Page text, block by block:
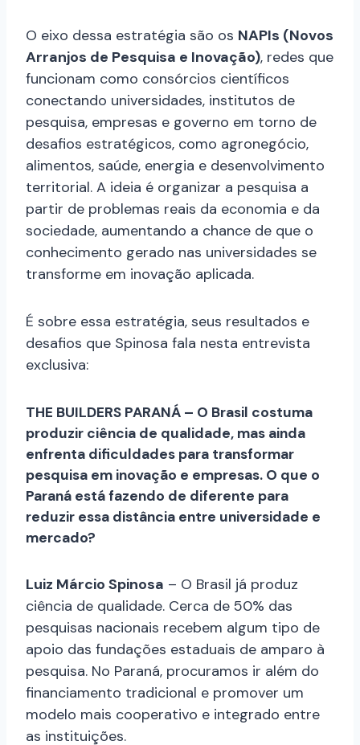
O eixo dessa estratégia são os NAPIs (Novos
Arranjos de Pesquisa e Inovação), redes que
funcionam como consórcios científicos
conectando universidades, institutos de
pesquisa, empresas e governo em torno de
desafios estratégicos, como agronegócio,
alimentos, saúde, energia e desenvolvimento
territorial. A ideia é organizar a pesquisa a
partir de problemas reais da economia e da
sociedade, aumentando a chance de que o
conhecimento gerado nas universidades se
transforme em inovação aplicada.
É sobre essa estratégia, seus resultados e
desafios que Spinosa fala nesta entrevista
exclusiva:
THE BUILDERS PARANÁ – O Brasil costuma
produzir ciência de qualidade, mas ainda
enfrenta dificuldades para transformar
pesquisa em inovação e empresas. O que o
Paraná está fazendo de diferente para
reduzir essa distância entre universidade e
mercado?
Luiz Márcio Spinosa – O Brasil já produz
ciência de qualidade. Cerca de 50% das
pesquisas nacionais recebem algum tipo de
apoio das fundações estaduais de amparo à
pesquisa. No Paraná, procuramos ir além do
financiamento tradicional e promover um
modelo mais cooperativo e integrado entre
as instituições.